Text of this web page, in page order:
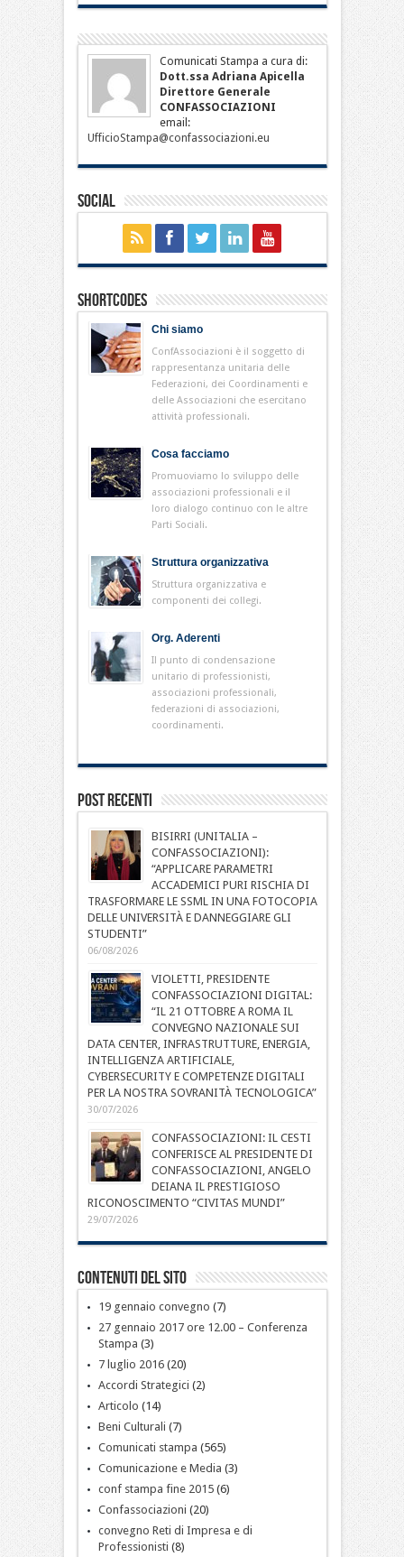
Comunicati Stampa a cura di:
Dott.ssa Adriana Apicella
Direttore Generale
CONFASSOCIAZIONI
email:
UfficioStampa@confassociazioni.eu
Social
Shortcodes
Chi siamo
ConfAssociazioni è il soggetto di
rappresentanza unitaria delle
Federazioni, dei Coordinamenti e
delle Associazioni che esercitano
attività professionali.
Cosa facciamo
Promuoviamo lo sviluppo delle
associazioni professionali e il
loro dialogo continuo con le altre
Parti Sociali.
Struttura organizzativa
Struttura organizzativa e
componenti dei collegi.
Org. Aderenti
Il punto di condensazione
unitario di professionisti,
associazioni professionali,
federazioni di associazioni,
coordinamenti.
Post Recenti
BISIRRI (UNITALIA –
CONFASSOCIAZIONI):
“APPLICARE PARAMETRI
ACCADEMICI PURI RISCHIA DI
TRASFORMARE LE SSML IN UNA FOTOCOPIA
DELLE UNIVERSITÀ E DANNEGGIARE GLI
STUDENTI”
06/08/2026
VIOLETTI, PRESIDENTE
CONFASSOCIAZIONI DIGITAL:
“IL 21 OTTOBRE A ROMA IL
CONVEGNO NAZIONALE SUI
DATA CENTER, INFRASTRUTTURE, ENERGIA,
INTELLIGENZA ARTIFICIALE,
CYBERSECURITY E COMPETENZE DIGITALI
PER LA NOSTRA SOVRANITÀ TECNOLOGICA”
30/07/2026
CONFASSOCIAZIONI: IL CESTI
CONFERISCE AL PRESIDENTE DI
CONFASSOCIAZIONI, ANGELO
DEIANA IL PRESTIGIOSO
RICONOSCIMENTO “CIVITAS MUNDI”
29/07/2026
Contenuti del sito
19 gennaio convegno (7)
27 gennaio 2017 ore 12.00 – Conferenza
Stampa (3)
7 luglio 2016(20)
Accordi Strategici (2)
Articolo (14)
Beni Culturali (7)
Comunicati stampa (565)
Comunicazione e Media (3)
conf stampa fine 2015(6)
Confassociazioni (20)
convegno Reti di Impresa e di
Professionisti (8)